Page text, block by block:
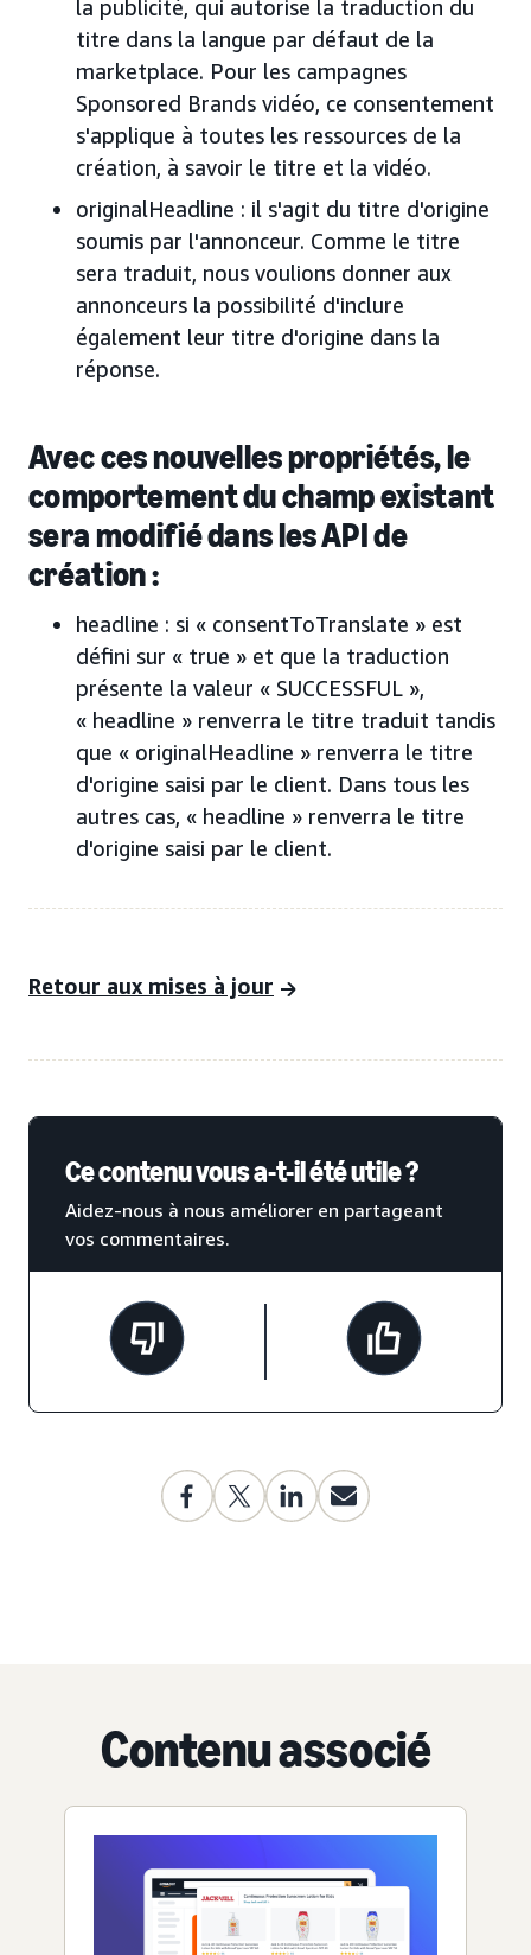
la publicité, qui autorise la traduction du
titre dans la langue par défaut de la
marketplace. Pour les campagnes
Sponsored Brands vidéo, ce consentement
s'applique à toutes les ressources de la
création, à savoir le titre et la vidéo.
originalHeadline : il s'agit du titre d'origine
soumis par l'annonceur. Comme le titre
sera traduit, nous voulions donner aux
annonceurs la possibilité d'inclure
également leur titre d'origine dans la
réponse.
Avec ces nouvelles propriétés, le
comportement du champ existant
sera modifié dans les API de
création :
headline : si « consentToTranslate » est
défini sur « true » et que la traduction
présente la valeur « SUCCESSFUL »,
« headline » renverra le titre traduit tandis
que « originalHeadline » renverra le titre
d'origine saisi par le client. Dans tous les
autres cas, « headline » renverra le titre
d'origine saisi par le client.
Retour aux mises à jour
Ce contenu vous a-t-il été utile ?
Aidez-nous à nous améliorer en partageant
vos commentaires.
Contenu associé